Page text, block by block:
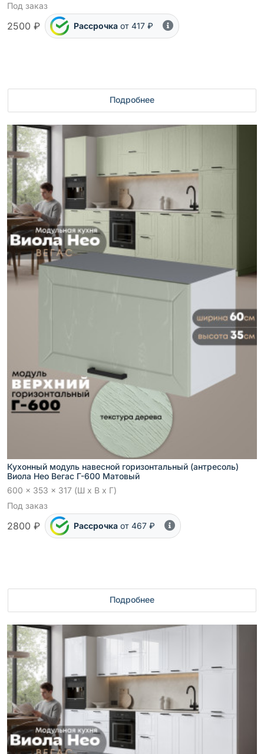
Под заказ
2500 ₽ Рассрочка от 417 ₽
Подробнее
Кухонный модуль навесной горизонтальный (антресоль)
Виола Нео Вегас Г-600 Матовый
600 x 353 x 317 (Ш x В x Г)
Под заказ
2800 ₽ Рассрочка от 467 ₽
Подробнее